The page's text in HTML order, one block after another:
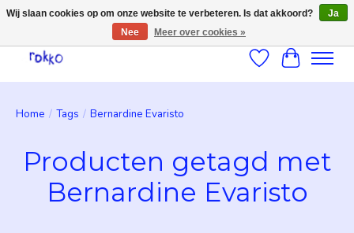
Verlanglijst
Home / Tags / Bernardine Evaristo
Producten getagd met
Bernardine Evaristo
Wij slaan cookies op om onze website te verbeteren. Is dat akkoord?
Ja
Nee
Meer over cookies »